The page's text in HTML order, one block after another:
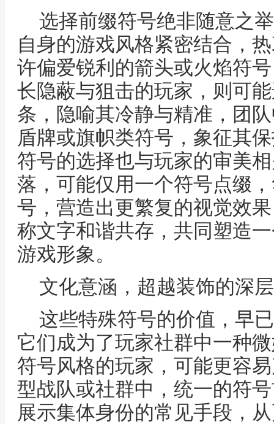
选择前缀符号绝非随意之
自身的游戏风格紧密结合，
许偏爱锐利的箭头或火焰符
长隐蔽与狙击的玩家，则可
条，隐喻其冷静与精准，团
盾牌或旗帜类符号，象征其
符号的选择也与玩家的审美
落，可能仅用一个符号点缀
号，营造出更繁复的视觉效
称文字和谐共存，共同塑造
游戏形象。
文化意涵，超越装饰的深
这些特殊符号的价值，早
它们成为了玩家社群中一种
符号风格的玩家，可能更容
型战队或社群中，统一的符
展示集体身份的常见手段，